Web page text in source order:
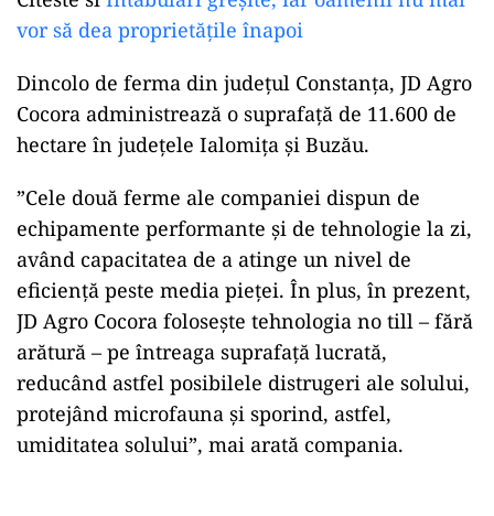
vor să dea proprietățile înapoi
Dincolo de ferma din judeţul Constanţa, JD Agro
Cocora administrează o suprafaţă de 11.600 de
hectare în judeţele Ialomiţa şi Buzău.
”Cele două ferme ale companiei dispun de
echipamente performante şi de tehnologie la zi,
având capacitatea de a atinge un nivel de
eficienţă peste media pieţei. În plus, în prezent,
JD Agro Cocora foloseşte tehnologia no till – fără
arătură – pe întreaga suprafaţă lucrată,
reducând astfel posibilele distrugeri ale solului,
protejând microfauna şi sporind, astfel,
umiditatea solului”, mai arată compania.